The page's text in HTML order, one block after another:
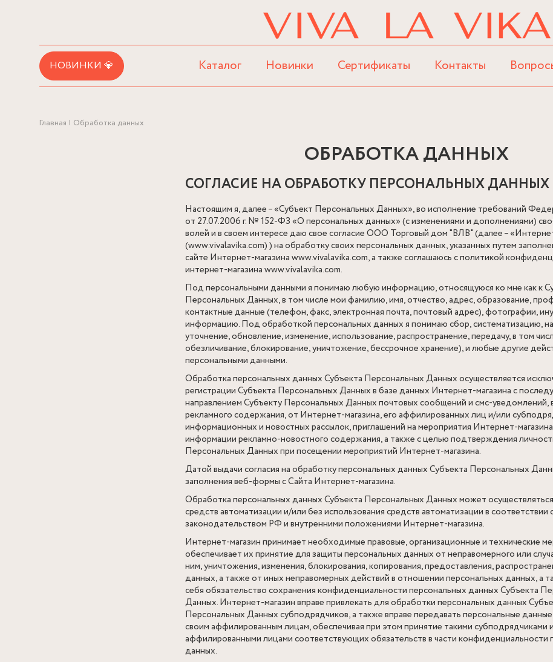
НОВИНКИ 💎 Каталог Новинки Сертификаты Контакты
Главная Обработка данных
ОБРАБОТКА ДАННЫХ
СОГЛАСИЕ НА ОБРАБОТКУ ПЕРСОНАЛЬНЫХ ДАННЫХ
Настоящим я, далее – «Субъект Персональных Данных», во исполнение требований
от 27.07.2006 г. № 152-ФЗ «О персональных данных» (с изменениями и дополнениями)
волей и в своем интересе даю свое согласие ООО Торговый дом "ВЛВ" (далее –
(www.vivalavika.com) ) на обработку своих персональных данных, указанных путем
сайте Интернет-магазина www.vivalavika.com, а также соглашаюсь с политикой
интернет-магазина www.vivalavika.com.
Под персональными данными я понимаю любую информацию, относящуюся ко мне как к
Персональных Данных, в том числе мои фамилию, имя, отчество, адрес, образование,
контактные данные (телефон, факс, электронная почта, почтовый адрес), фотографии,
информацию. Под обработкой персональных данных я понимаю сбор, систематизацию,
уточнение, обновление, изменение, использование, распространение, передачу, в том
обезличивание, блокирование, уничтожение, бессрочное хранение), и любые другие
персональными данными.
Обработка персональных данных Субъекта Персональных Данных осуществляется
регистрации Субъекта Персональных Данных в базе данных Интернет-магазина с
направлением Субъекту Персональных Данных почтовых сообщений и смс-уведомлений,
рекламного содержания, от Интернет-магазина, его аффилированных лиц и/или
информационных и новостных рассылок, приглашений на мероприятия Интернет-
информации рекламно-новостного содержания, а также с целью подтверждения
Персональных Данных при посещении мероприятий Интернет-магазина.
Датой выдачи согласия на обработку персональных данных Субъекта Персональных
заполнения веб-формы с Сайта Интернет-магазина.
Обработка персональных данных Субъекта Персональных Данных может
средств автоматизации и/или без использования средств автоматизации в
законодательством РФ и внутренними положениями Интернет-магазина.
Интернет-магазин принимает необходимые правовые, организационные и технические
обеспечивает их принятие для защиты персональных данных от неправомерного или
ним, уничтожения, изменения, блокирования, копирования, предоставления,
данных, а также от иных неправомерных действий в отношении персональных данных, а
себя обязательство сохранения конфиденциальности персональных данных Субъекта
Данных. Интернет-магазин вправе привлекать для обработки персональных данных
Персональных Данных субподрядчиков, а также вправе передавать персональные
своим аффилированным лицам, обеспечивая при этом принятие такими субподрядчиками и
аффилированными лицами соответствующих обязательств в части конфиденциальности
данных.